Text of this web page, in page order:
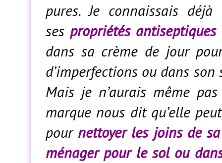
pures. Je connaissais
ses propriétés
dans sa crème de jour
d’imperfections ou dans
Mais je n’aurais même
marque nous dit qu’elle
pour nettoyer les joins de
ménager pour le sol ou